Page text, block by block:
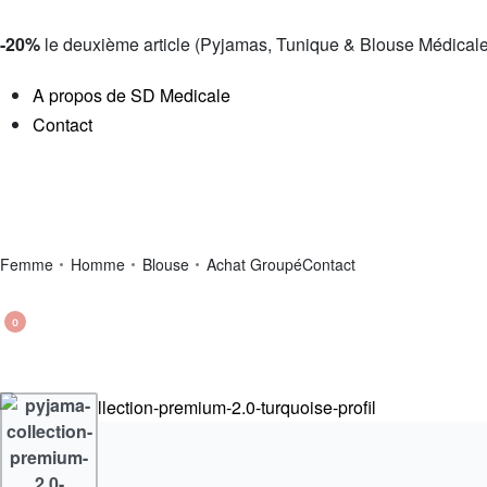
-20% le deuxième article (Pyjamas, Tunique & Blouse
A propos de SD Medicale
Contact
Femme Homme Blouse Achat GroupéContact
0